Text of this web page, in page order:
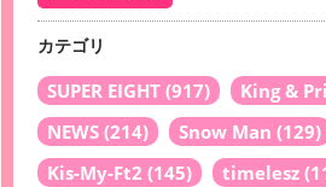
カテゴリ
SUPER EIGHT (917) King &
NEWS (214) Snow Man (129)
Kis-My-Ft2 (145) timelesz